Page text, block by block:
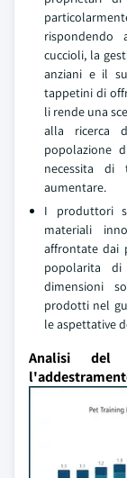
rispondendo
cuccioli, la
anziani e il
tappetini di
li rende una
alla ricerca
popolazione
necessita di
aumentare.
I produttori
materiali
affrontate dai
popolarita
dimensioni
prodotti nel
le aspettative
Analisi del